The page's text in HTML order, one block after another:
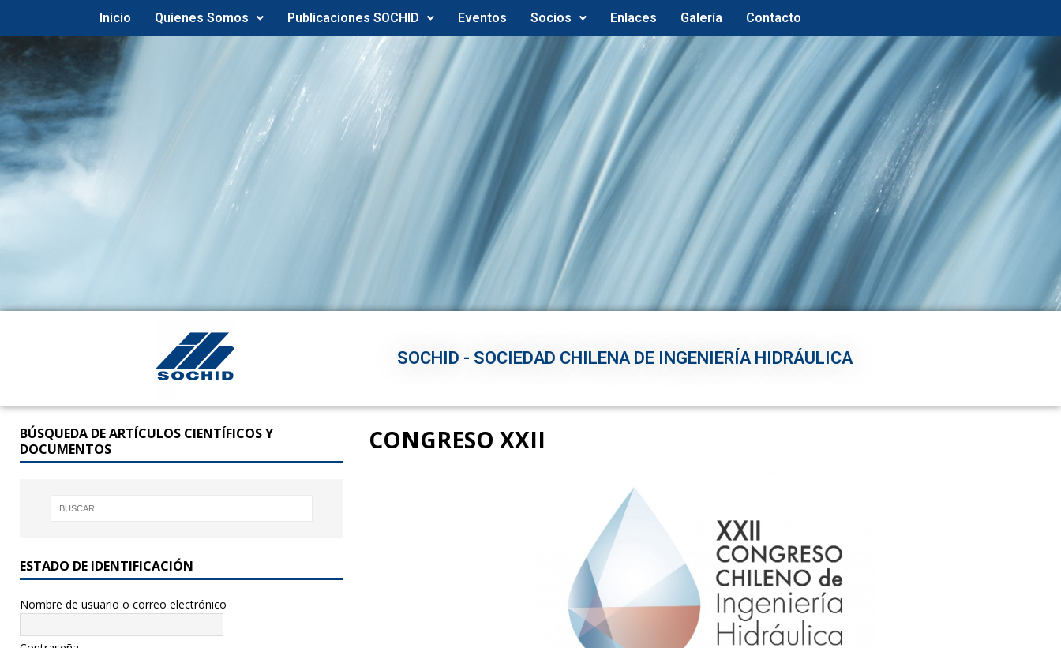
Inicio Quienes Somos Publicaciones SOCHID Eventos Socios Enlaces Galería Contacto
SOCHID - SOCIEDAD CHILENA DE INGENIERÍA HIDRÁULICA
CONGRESO XXII
BÚSQUEDA DE ARTÍCULOS CIENTÍFICOS Y
DOCUMENTOS
ESTADO DE IDENTIFICACIÓN
Nombre de usuario o correo electrónico